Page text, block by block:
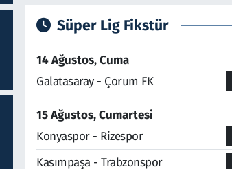
Süper Lig Fikstür
14 Ağustos, Cuma
Galatasaray - Çorum FK
15 Ağustos, Cumartesi
Konyaspor - Rizespor
Kasımpaşa - Trabzonspor